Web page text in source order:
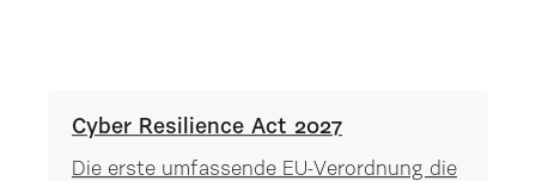
Cyber Resilience Act 2027
Die erste umfassende EU-Verordnung die